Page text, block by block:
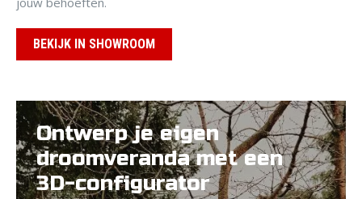
BEKIJK IN SHOWROOM
Ontwerp je eigen
droomveranda met een
3D-configurator